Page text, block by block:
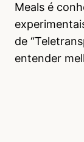
Meals é
de
entender